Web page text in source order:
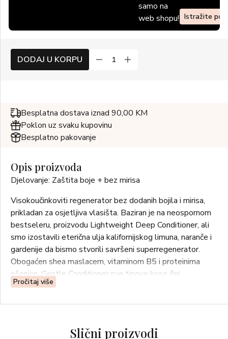
samo na
web shopu! Istražite
DODAJ U KORPU
Besplatna dostava iznad 90,00 KM
Poklon uz svaku kupovinu
Besplatno pakovanje
Opis proizvoda
Djelovanje: Zaštita boje + bez mirisa
Visokoučinkoviti regenerator bez dodanih bojila i mirisa,
prikladan za osjetljiva vlasišta. Baziran je na neospornom
bestseleru, proizvodu Lightweight Deep Conditioner, ali
smo izostavili eterična ulja kalifornijskog limuna, naranče i
gardenije da bismo stvorili savršeni superregenerator.
Obogaćen shea maslacem, vitaminom B5 i proteinima
pšenice, Gentle Conditioner sve tipove kose čini
podatnima, mekima, sjajnima i poletnima.
Upotreba: Nježno umasirajte u čistu mokru kosu. Ostavite
Pročitaj više
Slični proizvodi